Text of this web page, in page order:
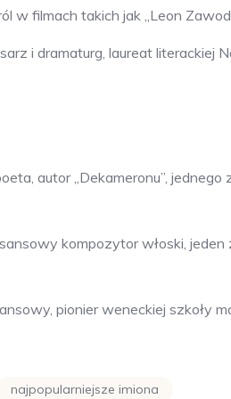
w filmach takich jak „Leon
i dramaturg, laureat literackiej
autor „Dekameronu”,
kompozytor włoski,
pionier weneckiej szkoły
najpopularniejsze imiona